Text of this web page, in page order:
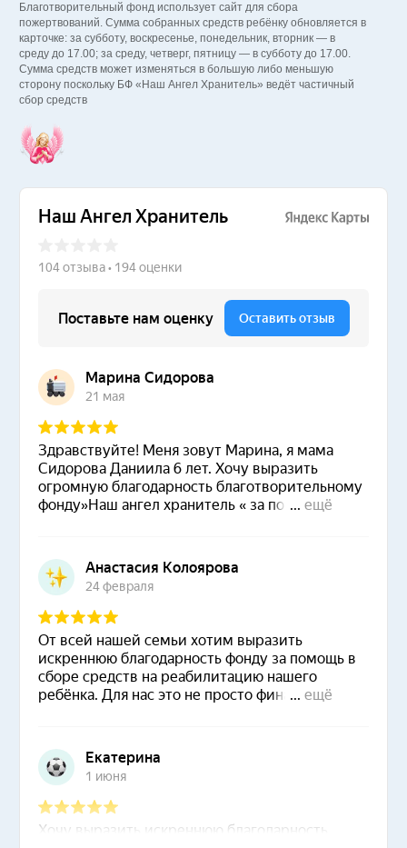
Благотворительный фонд использует сайт для сбора
пожертвований. Сумма собранных средств ребёнку обновляется в
карточке: за субботу, воскресенье, понедельник, вторник — в
среду до 17.00; за среду, четверг, пятницу — в субботу до 17.00.
Сумма средств может изменяться в большую либо меньшую
сторону поскольку БФ «Наш Ангел Хранитель» ведёт частичный
сбор средств